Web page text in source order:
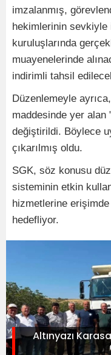
imzalanmış,
hekimlerinin sevkiyle
kuruluşlarında
muayenelerinde
indirimli tahsil
Düzenlemeyle
maddesinde yer alan
değiştirildi. Böylece
çıkarılmış oldu.
SGK, söz konusu
sisteminin etkin
hizmetlerine
hedefliyor.
Altınyazı